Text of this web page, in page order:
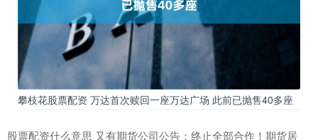
攀枝花股票配资 万达首次赎回一座万达广场 此前已抛售40多座
股票配资什么意思 又有期货公司公告：终止全部合作！期货居